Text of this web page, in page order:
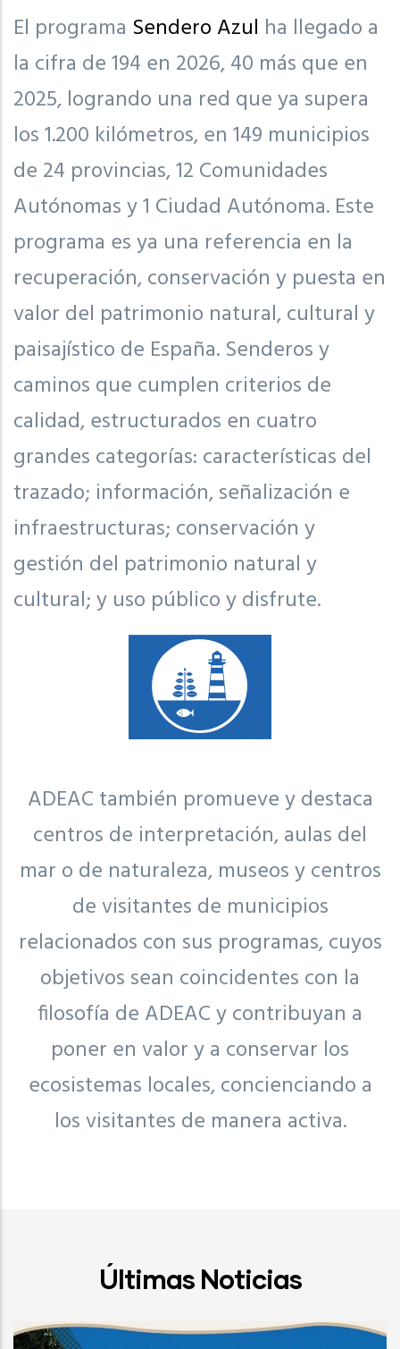
El programa Sendero Azul ha llegado a
la cifra de 194 en 2026, 40 más que en
2025, logrando una red que ya supera
los 1.200 kilómetros, en 149 municipios
de 24 provincias, 12 Comunidades
Autónomas y 1 Ciudad Autónoma. Este
programa es ya una referencia en la
recuperación, conservación y puesta en
valor del patrimonio natural, cultural y
paisajístico de España. Senderos y
caminos que cumplen criterios de
calidad, estructurados en cuatro
grandes categorías: características del
trazado; información, señalización e
infraestructuras; conservación y
gestión del patrimonio natural y
cultural; y uso público y disfrute.
ADEAC también promueve y destaca
centros de interpretación, aulas del
mar o de naturaleza, museos y centros
de visitantes de municipios
relacionados con sus programas, cuyos
objetivos sean coincidentes con la
filosofía de ADEAC y contribuyan a
poner en valor y a conservar los
ecosistemas locales, concienciando a
los visitantes de manera activa.
Últimas Noticias